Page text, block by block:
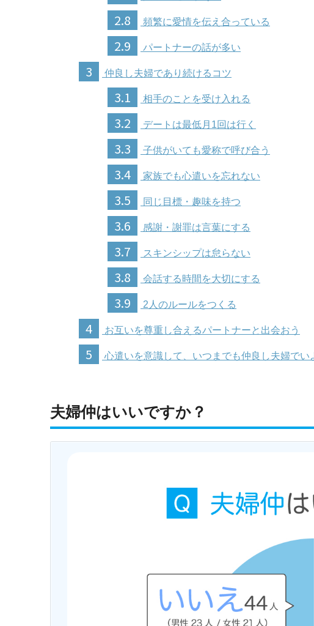
2.8 頻繁に愛情を伝え合っている
2.9 パートナーの話が多い
3 仲良し夫婦であり続けるコツ
3.1 相手のことを受け入れる
3.2 デートは最低月1回は行く
3.3 子供がいても愛称で呼び合う
3.4 家族でも心遣いを忘れない
3.5 同じ目標・趣味を持つ
3.6 感謝・謝罪は言葉にする
3.7 スキンシップは怠らない
3.8 会話する時間を大切にする
3.9 2人のルールをつくる
4 お互いを尊重し合えるパートナーと出会おう
5 心遣いを意識して、いつまでも仲良し夫婦でい
夫婦仲はいいですか？